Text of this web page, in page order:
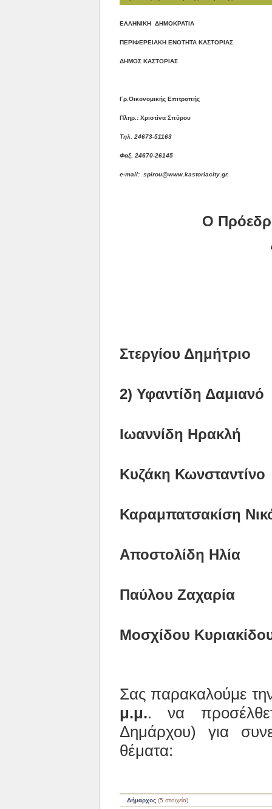
EΛΛΗΝΙΚΗ ΔΗΜΟΚΡΑΤΙΑ
ΠΕΡΙΦΕΡΕΙΑΚΗ ΕΝΟΤΗΤΑ ΚΑΣΤΟΡΙΑΣ
ΔΗΜΟΣ ΚΑΣΤΟΡΙΑΣ
Γρ.Οικονομικής Επιτροπής
Πληρ.: Χριστίνα Σπύρου
Τηλ. 24673-51163
Φαξ . 24670-26145
e-mail: spirou@www.kastoriacity.gr.
Ο
Στεργίου Δημήτριο
2) Υφαντίδη Δαμιανό
Ιωαννίδη Ηρακλή
Κυζάκη Κωνσταντίνο
Καραμπατσακίση
Παύλου
Μοσχίδου
Σας παρακαλούμε
μ.μ.. να
Δημάρχου) για
θέματα:
Δήμαρχος (5 στοιχεία)